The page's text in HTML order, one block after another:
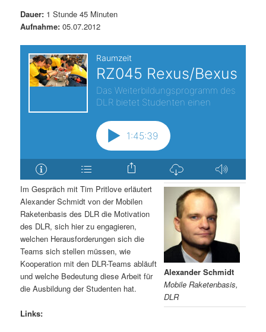
i
g
e
n
p
i
n
g
Dauer: 1 Stunde 45 Minuten
Aufnahme: 05.07.2012
Alexander Schmidt
Mobile Raketenbasis,
DLR
Im Gespräch mit Tim Pritlove erläutert
Alexander Schmidt von der Mobilen
Raketenbasis des DLR die Motivation
des DLR, sich hier zu engagieren,
welchen Herausforderungen sich die
Teams sich stellen müssen, wie
Kooperation mit den DLR-Teams abläuft
und welche Bedeutung diese Arbeit für
die Ausbildung der Studenten hat.
Links: